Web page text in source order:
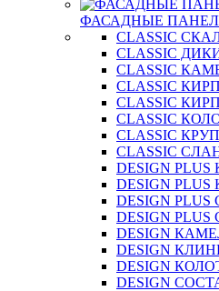
ФАСАДНЫЕ
CLASSIC
CLASSIC
CLASSIC
CLASSIC
CLASSIC
CLASSIC
CLASSIC
CLASSIC
DESIGN
DESIGN
DESIGN
DESIGN
DESIGN
DESIGN
DESIGN
DESIGN